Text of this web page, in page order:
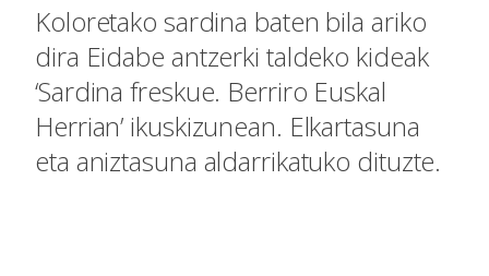
Koloretako sardina baten bila ariko
dira Eidabe antzerki taldeko kideak
‘Sardina freskue. Berriro Euskal
Herrian’ ikuskizunean. Elkartasuna
eta aniztasuna aldarrikatuko dituzte.